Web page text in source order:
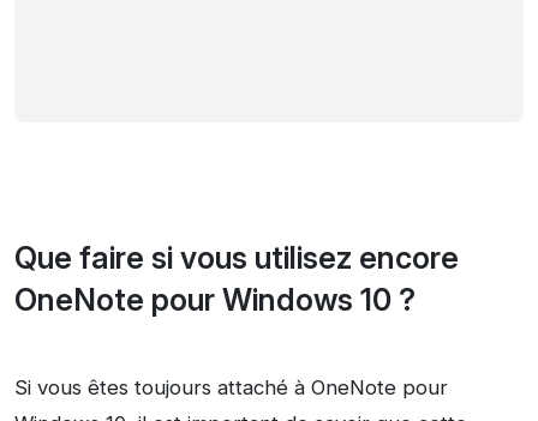
Que faire si vous utilisez encore
OneNote pour Windows 10 ?
Si vous êtes toujours attaché à OneNote pour